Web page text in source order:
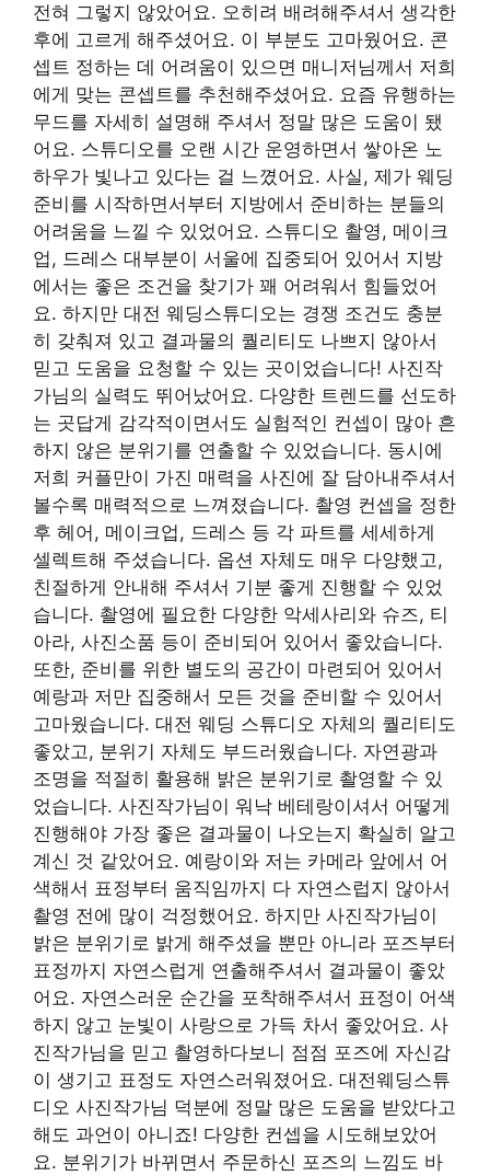
전혀 그렇지 않았어요. 오히려 배려해주셔서 생각한
후에 고르게 해주셨어요. 이 부분도 고마웠어요. 콘
셉트 정하는 데 어려움이 있으면 매니저님께서 저희
에게 맞는 콘셉트를 추천해주셨어요. 요즘 유행하는
무드를 자세히 설명해 주셔서 정말 많은 도움이 됐
어요. 스튜디오를 오랜 시간 운영하면서 쌓아온 노
하우가 빛나고 있다는 걸 느꼈어요. 사실, 제가 웨딩
준비를 시작하면서부터 지방에서 준비하는 분들의
어려움을 느낄 수 있었어요. 스튜디오 촬영, 메이크
업, 드레스 대부분이 서울에 집중되어 있어서 지방
에서는 좋은 조건을 찾기가 꽤 어려워서 힘들었어
요. 하지만 대전 웨딩스튜디오는 경쟁 조건도 충분
히 갖춰져 있고 결과물의 퀄리티도 나쁘지 않아서
믿고 도움을 요청할 수 있는 곳이었습니다! 사진작
가님의 실력도 뛰어났어요. 다양한 트렌드를 선도하
는 곳답게 감각적이면서도 실험적인 컨셉이 많아 흔
하지 않은 분위기를 연출할 수 있었습니다. 동시에
저희 커플만이 가진 매력을 사진에 잘 담아내주셔서
볼수록 매력적으로 느껴졌습니다. 촬영 컨셉을 정한
후 헤어, 메이크업, 드레스 등 각 파트를 세세하게
셀렉트해 주셨습니다. 옵션 자체도 매우 다양했고,
친절하게 안내해 주셔서 기분 좋게 진행할 수 있었
습니다. 촬영에 필요한 다양한 악세사리와 슈즈, 티
아라, 사진소품 등이 준비되어 있어서 좋았습니다.
또한, 준비를 위한 별도의 공간이 마련되어 있어서
예랑과 저만 집중해서 모든 것을 준비할 수 있어서
고마웠습니다. 대전 웨딩 스튜디오 자체의 퀄리티도
좋았고, 분위기 자체도 부드러웠습니다. 자연광과
조명을 적절히 활용해 밝은 분위기로 촬영할 수 있
었습니다. 사진작가님이 워낙 베테랑이셔서 어떻게
진행해야 가장 좋은 결과물이 나오는지 확실히 알고
계신 것 같았어요. 예랑이와 저는 카메라 앞에서 어
색해서 표정부터 움직임까지 다 자연스럽지 않아서
촬영 전에 많이 걱정했어요. 하지만 사진작가님이
밝은 분위기로 밝게 해주셨을 뿐만 아니라 포즈부터
표정까지 자연스럽게 연출해주셔서 결과물이 좋았
어요. 자연스러운 순간을 포착해주셔서 표정이 어색
하지 않고 눈빛이 사랑으로 가득 차서 좋았어요. 사
진작가님을 믿고 촬영하다보니 점점 포즈에 자신감
이 생기고 표정도 자연스러워졌어요. 대전웨딩스튜
디오 사진작가님 덕분에 정말 많은 도움을 받았다고
해도 과언이 아니죠! 다양한 컨셉을 시도해보았어
요. 분위기가 바뀌면서 주문하신 포즈의 느낌도 바